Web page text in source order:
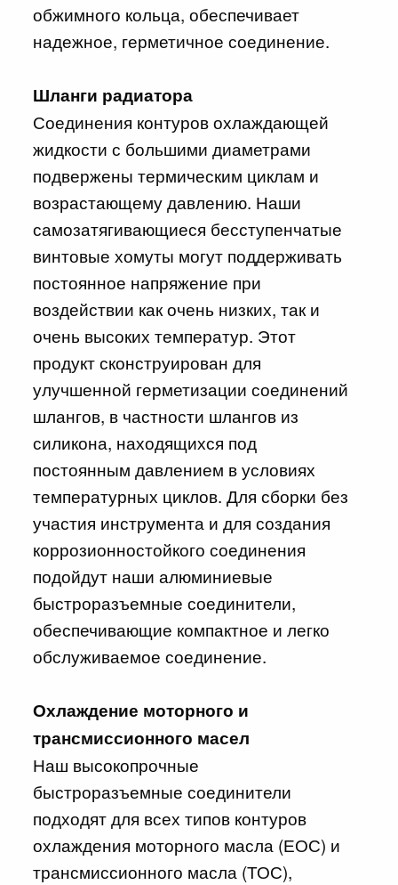
обжимного кольца, обеспечивает
надежное, герметичное соединение.
Шланги радиатора
Соединения контуров охлаждающей
жидкости с большими диаметрами
подвержены термическим циклам и
возрастающему давлению. Наши
самозатягивающиеся бесступенчатые
винтовые хомуты могут поддерживать
постоянное напряжение при
воздействии как очень низких, так и
очень высоких температур. Этот
продукт сконструирован для
улучшенной герметизации соединений
шлангов, в частности шлангов из
силикона, находящихся под
постоянным давлением в условиях
температурных циклов. Для сборки без
участия инструмента и для создания
коррозионностойкого соединения
подойдут наши алюминиевые
быстроразъемные соединители,
обеспечивающие компактное и легко
обслуживаемое соединение.
Охлаждение моторного и
трансмиссионного масел
Наш высокопрочные
быстроразъемные соединители
подходят для всех типов контуров
охлаждения моторного масла (ЕОС) и
трансмиссионного масла (ТОС),